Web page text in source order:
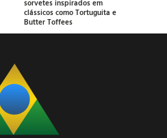
sorvetes inspirados em
clássicos como Tortuguita e
Butter Toffees